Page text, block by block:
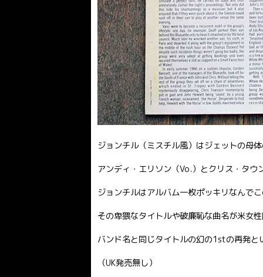
ジョンチル（ミスチル風）はジェットの母
アンディ・エリソン（Vo.）とクリス・タ
ジョンチルはアルバム一枚ポッキリなんで
その卑猥なタイトルや破廉恥な曲名が米女
バンド名と同じタイトルの幻の1stの再発と
（UK発売無し）